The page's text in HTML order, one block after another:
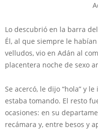
Lo descubrió en la barra
Él, al que siempre le
velludos, vio en Adán al
placentera noche de sexo
Se acercó, le dijo “hola” y
estaba tomando. El resto
ocasiones: en su
recámara y, entre besos y